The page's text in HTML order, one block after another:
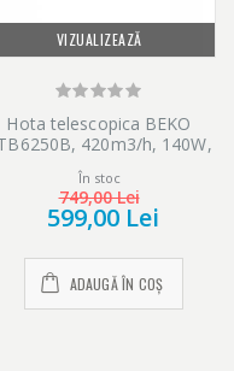
VIZUALIZEAZĂ
Hota telescopica BEKO
420m3/h, 140W,
1 motor, negru
În stoc
749,00 Lei
599,00 Lei
ADAUGĂ ÎN COȘ